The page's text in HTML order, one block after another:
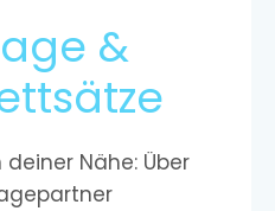
&
Nähe: Über